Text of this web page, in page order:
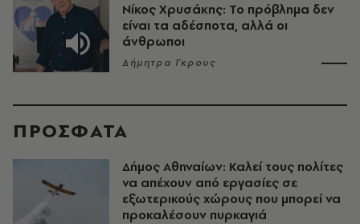
Νίκος Χρυσάκης: Το πρόβλημα δεν
είναι τα αδέσποτα, αλλά οι
άνθρωποι
Δήμητρα Γκρους
ΠΡΟΣΦΑΤΑ
Δήμος Αθηναίων: Καλεί τους πολίτες
να απέχουν από εργασίες σε
εξωτερικούς χώρους που μπορεί να
προκαλέσουν πυρκαγιά